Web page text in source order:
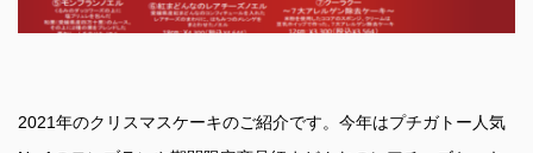
2021年のクリスマスケーキのご紹介です。今年はプチガトー人気